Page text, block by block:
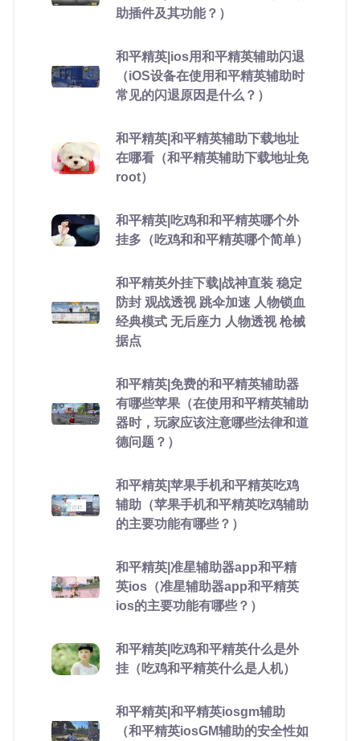
助插件及其功能？）
和平精英|ios用和平精英辅助闪退
（iOS设备在使用和平精英辅助时
常见的闪退原因是什么？）
和平精英|和平精英辅助下载地址
在哪看（和平精英辅助下载地址免
root）
和平精英|吃鸡和和平精英哪个外
挂多（吃鸡和和平精英哪个简单）
和平精英外挂下载|战神直装 稳定
防封 观战透视 跳伞加速 人物锁血
经典模式 无后座力 人物透视 枪械
据点
和平精英|免费的和平精英辅助器
有哪些苹果（在使用和平精英辅助
器时，玩家应该注意哪些法律和道
德问题？）
和平精英|苹果手机和平精英吃鸡
辅助（苹果手机和平精英吃鸡辅助
的主要功能有哪些？）
和平精英|准星辅助器app和平精
英ios（准星辅助器app和平精英
ios的主要功能有哪些？）
和平精英|吃鸡和平精英什么是外
挂（吃鸡和平精英什么是人机）
和平精英|和平精英iosgm辅助
（和平精英iosGM辅助的安全性如